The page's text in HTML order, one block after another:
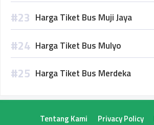
Harga Tiket Bus Muji Jaya
Harga Tiket Bus Mulyo
Harga Tiket Bus Merdeka
Tentang Kami Privacy Policy